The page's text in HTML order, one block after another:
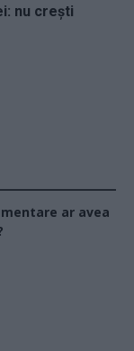
nu crești
ar avea